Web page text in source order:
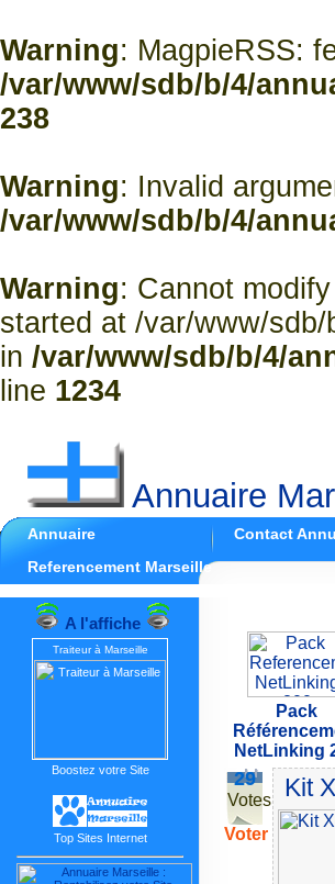
Warning: MagpieRSS:
/var/www/sdb/b/4/
238
Warning: Invalid
/var/www/sdb/b/4/
Warning: Cannot
started at /var/www/
in /var/www/sdb/b/4/
line 1234
Annuaire
Annuaire
Contact
Referencement Marseille
A l'affiche
Traiteur à Marseille
Boostez votre Site
Top Sites Internet
Pack
NetLinking
29
Votes
Voter
Kit